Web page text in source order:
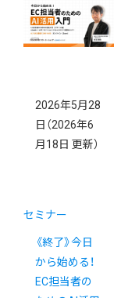
例
2026年5月28
日 （2026年6
月18日 更新）
セミナー
《終了》今日
から始める！
EC担当者の